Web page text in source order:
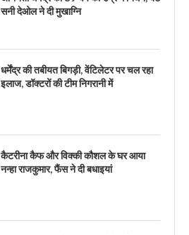
सनी देओल ने दी मुखाग्नि
धर्मेंद्र की तबीयत बिगड़ी, वेंटिलेटर पर चल रहा
इलाज, डॉक्टरों की टीम निगरानी में
कैटरीना कैफ और विक्की कौशल के घर आया
नन्हा राजकुमार, फैंस ने दी बधाइयां